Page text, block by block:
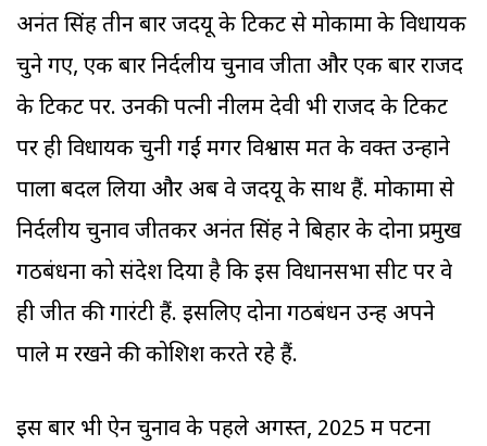
अनंत सिंह तीन बार जदयू के टिकट से मोकामा के विधायक
चुने गए, एक बार निर्दलीय चुनाव जीता और एक बार राजद
के टिकट पर. उनकी पत्नी नीलम देवी भी राजद के टिकट
पर ही विधायक चुनी गईं मगर विश्वास मत के वक्त उन्होंने
पाला बदल लिया और अब वे जदयू के साथ हैं. मोकामा से
निर्दलीय चुनाव जीतकर अनंत सिंह ने बिहार के दोनों प्रमुख
गठबंधनों को संदेश दिया है कि इस विधानसभा सीट पर वे
ही जीत की गारंटी हैं. इसलिए दोनों गठबंधन उन्हें अपने
पाले में रखने की कोशिश करते रहे हैं.
इस बार भी ऐन चुनाव के पहले अगस्त, 2025 में पटना